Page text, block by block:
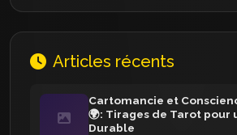
Articles récents
Cartomancie et
🌍: Tirages de Tarot pour
Durable